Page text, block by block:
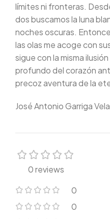
límites ni fronteras.
dos buscamos la luna
noches oscuras.
las olas me acoge con
sigue con la misma
profundo del corazón
precoz aventura de la
José Antonio Garriga Vela
0 reviews
0
0